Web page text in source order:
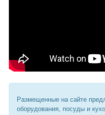
Размещенные на сайте
оборудования, посуды и